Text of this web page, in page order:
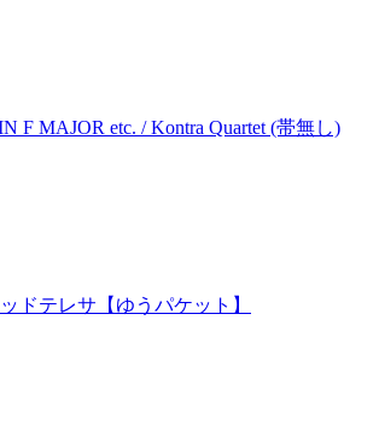
F MAJOR etc. / Kontra Quartet (帯無し)
ドテレサ【ゆうパケット】